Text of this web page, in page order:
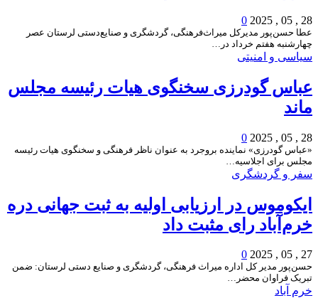
28 , 05 , 2025
0
عطا حسن‌پور مدیرکل میراث‌فرهنگی، گردشگری و صنایع‌دستی لرستان عصر
چهارشنبه هفتم خرداد در…
سیاسی و امنیتی
عباس گودرزی سخنگوی هیات رئیسه مجلس
ماند
28 , 05 , 2025
0
«عباس گودرزی» نماینده بروجرد به عنوان ناظر فرهنگی و سخنگوی هیات رئیسه
مجلس برای اجلاسیه…
سفر و گردشگری
ایکوموس در ارزیابی اولیه به ثبت جهانی دره
خرم‌آباد رای مثبت داد
27 , 05 , 2025
0
حسن‌پور مدیر کل اداره میراث فرهنگی، گردشگری و صنایع دستی لرستان: ضمن
تبریک فراوان محضر…
خرم آباد